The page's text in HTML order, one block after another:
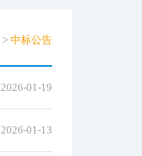
> 中标公告
2026-01-19
2026-01-13